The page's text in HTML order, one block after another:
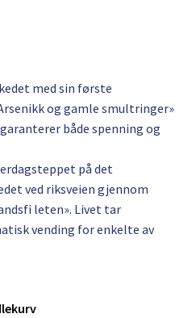
med sin første
og gamle smultringer»
både spenning og
på det
ved riksveien gjennom
leten». Livet tar
vending for enkelte av